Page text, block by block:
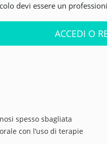
devi essere un
ACCEDI O
spesso sbagliata
con l’uso di terapie